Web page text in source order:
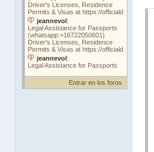
Entrar en los foros